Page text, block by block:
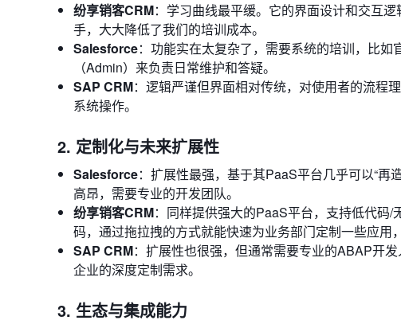
纷享销客CRM：学习曲线最平缓。它的界面设计和交互
手，大大降低了我们的培训成本。
Salesforce：功能实在太复杂了，需要系统的培训，比
（Admin）来负责日常维护和答疑。
SAP CRM：逻辑严谨但界面相对传统，对使用者的流程
系统操作。
2. 定制化与未来扩展性
Salesforce：扩展性最强，基于其PaaS平台几乎可以“
高昂，需要专业的开发团队。
纷享销客CRM：同样提供强大的PaaS平台，支持低代码
码，通过拖拉拽的方式就能快速为业务部门定制一些应用
SAP CRM：扩展性也很强，但通常需要专业的ABAP开
企业的深度定制需求。
3. 生态与集成能力